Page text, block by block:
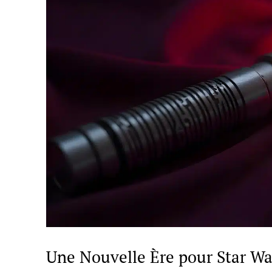
Une Nouvelle Ère pour Star